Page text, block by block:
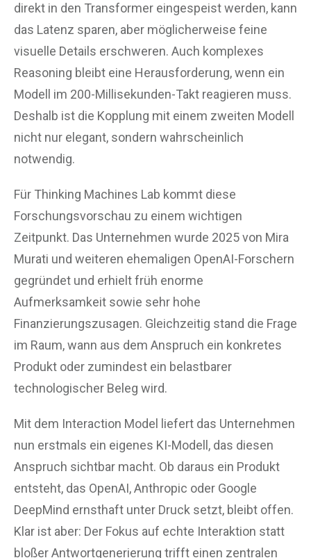
direkt in den Transformer eingespeist werden, kann
das Latenz sparen, aber möglicherweise feine
visuelle Details erschweren. Auch komplexes
Reasoning bleibt eine Herausforderung, wenn ein
Modell im 200-Millisekunden-Takt reagieren muss.
Deshalb ist die Kopplung mit einem zweiten Modell
nicht nur elegant, sondern wahrscheinlich
notwendig.
Für Thinking Machines Lab kommt diese
Forschungsvorschau zu einem wichtigen
Zeitpunkt. Das Unternehmen wurde 2025 von Mira
Murati und weiteren ehemaligen OpenAI-Forschern
gegründet und erhielt früh enorme
Aufmerksamkeit sowie sehr hohe
Finanzierungszusagen. Gleichzeitig stand die Frage
im Raum, wann aus dem Anspruch ein konkretes
Produkt oder zumindest ein belastbarer
technologischer Beleg wird.
Mit dem Interaction Model liefert das Unternehmen
nun erstmals ein eigenes KI-Modell, das diesen
Anspruch sichtbar macht. Ob daraus ein Produkt
entsteht, das OpenAI, Anthropic oder Google
DeepMind ernsthaft unter Druck setzt, bleibt offen.
Klar ist aber: Der Fokus auf echte Interaktion statt
bloßer Antwortgenerierung trifft einen zentralen